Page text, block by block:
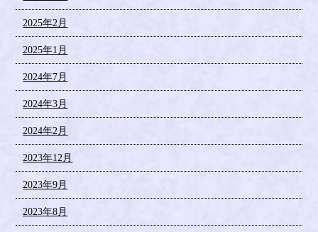
2025年2月
2025年1月
2024年7月
2024年3月
2024年2月
2023年12月
2023年9月
2023年8月